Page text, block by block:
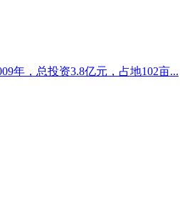
年，总投资3.8亿元，占地102亩...